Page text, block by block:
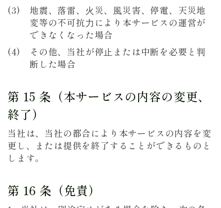
地震、落雷、⽕災、⾵災害、停電、天災地
変等の不可抗⼒により本サービスの運営が
できなくなった場合
その他、当社が停⽌または中断を必要と判
断した場合
第 15 条（本サービスの内容の変更、
終了）
当社は、当社の都合により本サービスの内容を変
更し、または提供を終了することができるものと
します。
第 16 条（免責）